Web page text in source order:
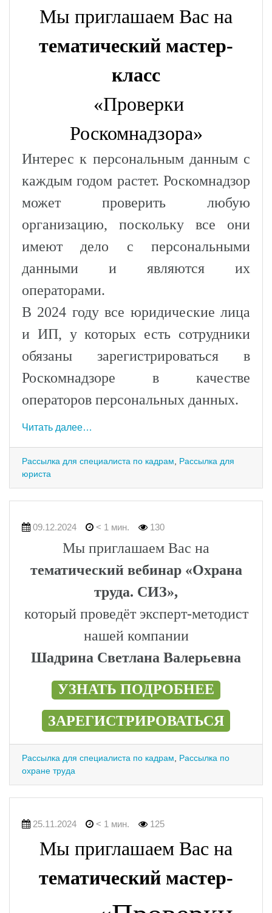
Мы приглашаем Вас на
тематический мастер-
класс
«Проверки
Роскомнадзора»
Интерес к персональным данным с
каждым годом растет. Роскомнадзор
может проверить любую
организацию, поскольку все они
имеют дело с персональными
данными и являются их
операторами.
В 2024 году все юридические лица
и ИП, у которых есть сотрудники
обязаны зарегистрироваться в
Роскомнадзоре в качестве
операторов персональных данных.
Читать далее…
Рассылка для специалиста по кадрам
Рассылка для
юриста
09.12.2024 < 1 мин. 130
Мы приглашаем Вас на
тематический вебинар «Охрана
труда. СИЗ»,
который проведёт эксперт-методист
нашей компании
Шадрина Светлана Валерьевна
УЗНАТЬ ПОДРОБНЕЕ
ЗАРЕГИСТРИРОВАТЬСЯ
Рассылка для специалиста по кадрам
Рассылка по
охране труда
25.11.2024 < 1 мин. 125
Мы приглашаем Вас на
тематический мастер-